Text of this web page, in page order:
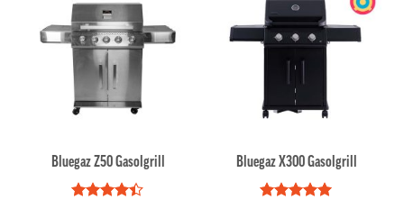
Bluegaz Z50 Gasolgrill Bluegaz X300 Gasolgrill